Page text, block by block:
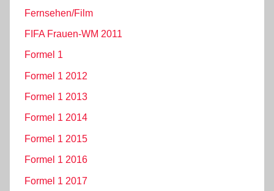
Fernsehen/Film
FIFA Frauen-WM 2011
Formel 1
Formel 1 2012
Formel 1 2013
Formel 1 2014
Formel 1 2015
Formel 1 2016
Formel 1 2017